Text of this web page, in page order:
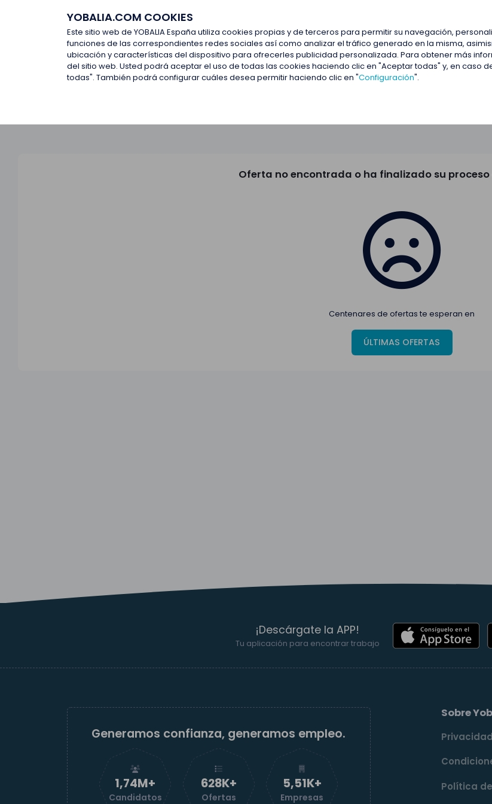
YOBALIA.COM COOKIES
Este sitio web de YOBALIA España utiliza cookies propias y de terceros para permitir su navegación,
funciones de las correspondientes redes sociales así como analizar el tráfico generado en la misma,
ubicación y características del dispositivo para ofrecerles publicidad personalizada. Para obtener más
del sitio web. Usted podrá aceptar el uso de todas las cookies haciendo clic en "Aceptar todas" y, en caso
todas". También podrá configurar cuáles desea permitir haciendo clic en "Configuración".
Últimas ofertas
Últimas ofertas
Oferta no encontrada o ha finalizado su proceso
Centenares de ofertas te esperan en
ÚLTIMAS OFERTAS
¡Descárgate la APP!
Tu aplicación para encontrar trabajo
Generamos confianza, generamos empleo.
1,74M+
Candidatos
629K+
Ofertas
5,52K+
Empresas
Sobre
Privacidad
Política